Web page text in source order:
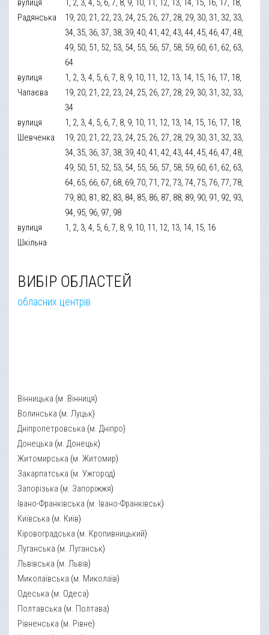
вулиця
Радянська
1, 2, 3, 4, 5, 6, 7, 8, 9, 10, 11, 12, 13, 14, 15, 16, 17, 18,
19, 20, 21, 22, 23, 24, 25, 26, 27, 28, 29, 30, 31, 32, 33,
34, 35, 36, 37, 38, 39, 40, 41, 42, 43, 44, 45, 46, 47, 48,
49, 50, 51, 52, 53, 54, 55, 56, 57, 58, 59, 60, 61, 62, 63,
64
вулиця
Чапаєва
1, 2, 3, 4, 5, 6, 7, 8, 9, 10, 11, 12, 13, 14, 15, 16, 17, 18,
19, 20, 21, 22, 23, 24, 25, 26, 27, 28, 29, 30, 31, 32, 33,
34
вулиця
Шевченка
1, 2, 3, 4, 5, 6, 7, 8, 9, 10, 11, 12, 13, 14, 15, 16, 17, 18,
19, 20, 21, 22, 23, 24, 25, 26, 27, 28, 29, 30, 31, 32, 33,
34, 35, 36, 37, 38, 39, 40, 41, 42, 43, 44, 45, 46, 47, 48,
49, 50, 51, 52, 53, 54, 55, 56, 57, 58, 59, 60, 61, 62, 63,
64, 65, 66, 67, 68, 69, 70, 71, 72, 73, 74, 75, 76, 77, 78,
79, 80, 81, 82, 83, 84, 85, 86, 87, 88, 89, 90, 91, 92, 93,
94, 95, 96, 97, 98
вулиця
Шкільна
1, 2, 3, 4, 5, 6, 7, 8, 9, 10, 11, 12, 13, 14, 15, 16
ВИБІР ОБЛАСТЕЙ
обласних центрів
Вінницька (м .Вінниця)
Волинська (м. Луцьк)
Дніпропетровська (м. Дніпро)
Донецька (м. Донецьк)
Житомирська (м. Житомир)
Закарпатська (м. Ужгород)
Запорізька (м. Запоріжжя)
Івано-Франківська (м. Івано-Франківськ)
Київська (м. Київ)
Кіровоградська (м. Кропивницький)
Луганська (м. Луганськ)
Львівська (м. Львів)
Миколаївська (м. Миколаїв)
Одеська (м. Одеса)
Полтавська (м. Полтава)
Рівненська (м. Рівне)